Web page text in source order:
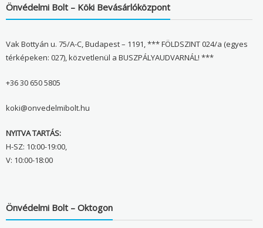
Önvédelmi Bolt – Köki Bevásárlóközpont
Vak Bottyán u. 75/A-C, Budapest – 1191, *** FÖLDSZINT 024/a (egyes
térképeken: 027), közvetlenül a BUSZPÁLYAUDVARNÁL! ***
+36 30 650 5805
koki@onvedelmibolt.hu
NYITVA TARTÁS:
H-SZ: 10:00-19:00,
V: 10:00-18:00
Önvédelmi Bolt – Oktogon